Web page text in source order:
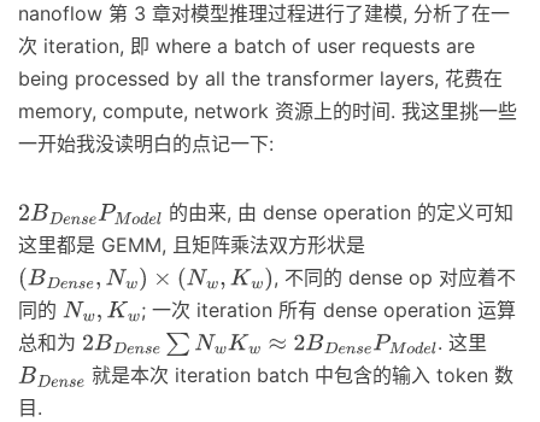
nanoflow 第 3 章对模型推理过程进行了建模, 分析了在一
次 iteration, 即 where a batch of user requests are
being processed by all the transformer layers, 花费在
memory, compute, network 资源上的时间. 我这里挑一些
一开始我没读明白的点记一下:
2BDensePMode 的由来, 由 dense operation 的定义可知
这里都是 GEMM, 且矩阵乘法双方形状是
(BDense,Nw)× N w,Kw)
, 不同的 dense op 对应着不
同的 Nw,K w
; 一次 iteration 所有 dense operation 运算
总和为 2BDense ∑N wKw≈2B De nsePModel
. 这里
BDense 就是本次 iteration batch 中包含的输入 token 数
目.